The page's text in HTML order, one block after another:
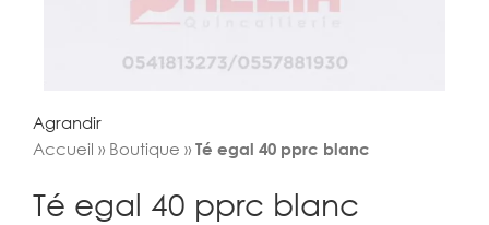
Agrandir
Accueil » Boutique » Té egal 40 pprc blanc
Té egal 40 pprc blanc